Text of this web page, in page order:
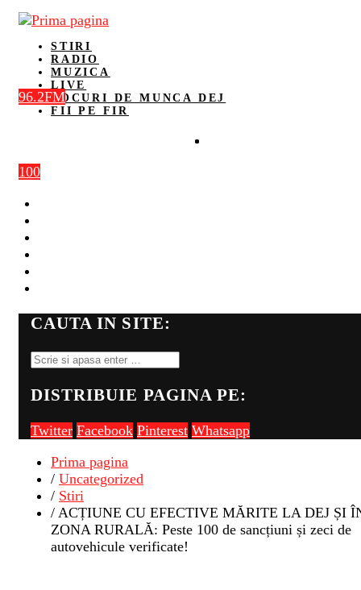
STIRI
RADIO
MUZICA
LIVE
LOCURI DE MUNCA DEJ
FII PE FIR
100
96.2FM
CAUTA IN SITE:
DISTRIBUIE PAGINA PE:
Twitter Facebook Pinterest Whatsapp
Prima pagina
/ Uncategorized
/ Stiri
/ ACȚIUNE CU EFECTIVE MĂRITE LA DEJ ȘI
ZONA RURALĂ: Peste 100 de sancțiuni și zeci de
autovehicule verificate!